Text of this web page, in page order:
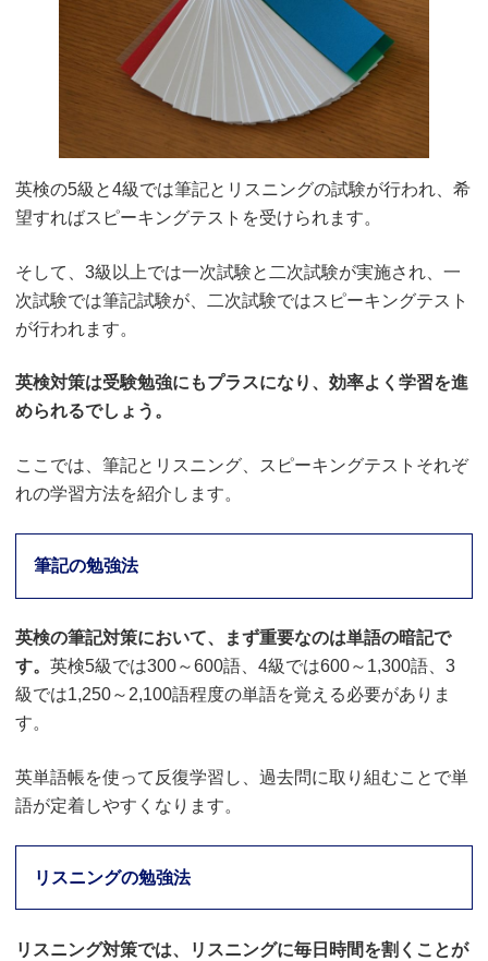
英検の5級と4級では筆記とリスニングの試験が行われ、希
望すればスピーキングテストを受けられます。
そして、3級以上では一次試験と二次試験が実施され、一
次試験では筆記試験が、二次試験ではスピーキングテスト
が行われます。
英検対策は受験勉強にもプラスになり、効率よく学習を進
められるでしょう。
ここでは、筆記とリスニング、スピーキングテストそれぞ
れの学習方法を紹介します。
筆記の勉強法
英検の筆記対策において、まず重要なのは単語の暗記で
す。英検5級では300～600語、4級では600～1,300語、3
級では1,250～2,100語程度の単語を覚える必要がありま
す。
英単語帳を使って反復学習し、過去問に取り組むことで単
語が定着しやすくなります。
リスニングの勉強法
リスニング対策では、リスニングに毎日時間を割くことが